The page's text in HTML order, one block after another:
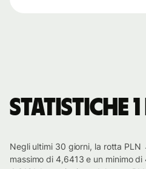
Statistiche 1
Negli ultimi 30 giorni, la rotta
massimo di 4,6413 e un minimo